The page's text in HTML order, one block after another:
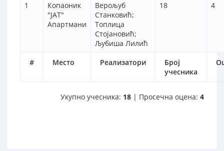
# Место Реализатори
Број
учесника
1
Копаоник
"ЈАТ"
Апартмани
Верољуб
Станковић;
Топлица
Стојановић;
Љубиша Лилић
18 4
Укупно учесника: 18 | Просечна оцена: 4